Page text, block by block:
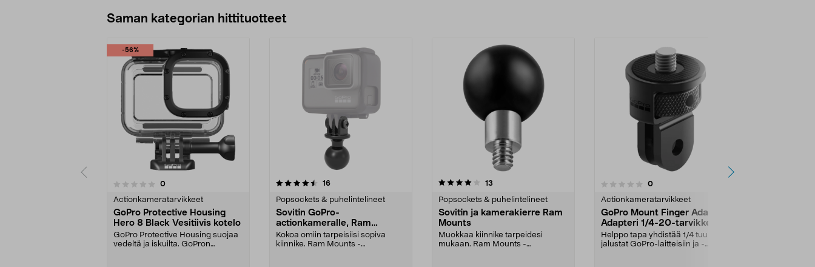
Saman kategorian hittituotteet
-56%
0arvostelut
Actionkameratarvikkeet
GoPro Protective Housing
Hero 8 Black Vesitiivis kotelo
GoPro Protective Housing suojaa
vedeltä ja iskuilta. GoPron
4.5 viidestä
16arvostelut
Popsockets & puhelintelineet
Sovitin GoPro-
actionkameralle, Ram
Mounts
Kokoa omiin tarpeisiisi sopiva
kiinnike. Ram Mounts -
4.0 viidestä
13
Popsockets & puhelintelineet
Sovitin ja kamerakierre Ram
Mounts
Muokkaa kiinnike tarpeidesi
mukaan. Ram Mounts -
0.0 viidestä
0arvostelut
Actionkameratarvikkeet
GoPro Mount Finger Adapter
Adapteri 1/4-20-tarvikkeille
Helppo tapa yhdistää 1/4 tuuman
jalustat GoPro-laitteisiin ja -
5.0 viidestä